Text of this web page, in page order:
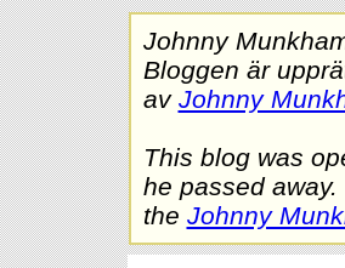
Johnny
Bloggen är
av Johnny
This blog was
he passed
the Johnny